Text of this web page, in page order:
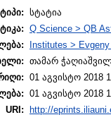
სტატია
Q Science > QB
Institutes >
თამარ
01 აგვისტო 2018
01 აგვისტო 2018
URI:
http://